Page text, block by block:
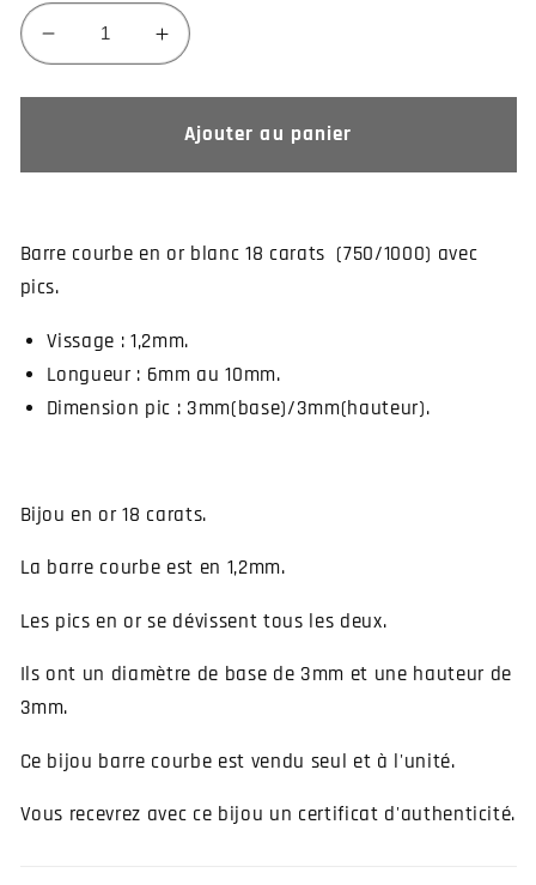
Réduire
la
quantité
or
blanc
pics
Augmenter
la
quantité
de
or
pics
Ajouter au panier
Barre courbe en or blanc 18 carats (750/1000) avec
pics.
Vissage : 1,2mm.
Longueur : 6mm au 10mm.
Dimension pic : 3mm(base)/3mm(hauteur).
Bijou en or 18 carats.
La barre courbe est en 1,2mm.
Les pics en or se dévissent tous les deux.
Ils ont un diamètre de base de 3mm et une hauteur de
3mm.
Ce bijou barre courbe est vendu seul et à l'unité.
Vous recevrez avec ce bijou un certificat d'authenticité.